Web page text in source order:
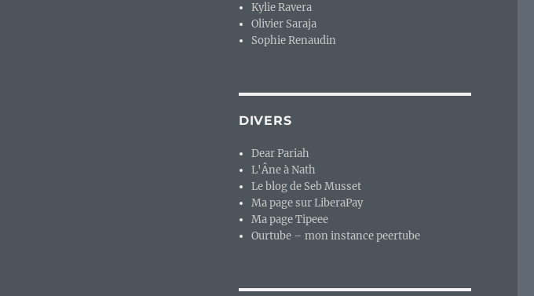
Kylie Ravera
Olivier Saraja
Sophie Renaudin
DIVERS
Dear Pariah
L'Âne à Nath
Le blog de Seb Musset
Ma page sur LiberaPay
Ma page Tipeee
Ourtube – mon instance peertube